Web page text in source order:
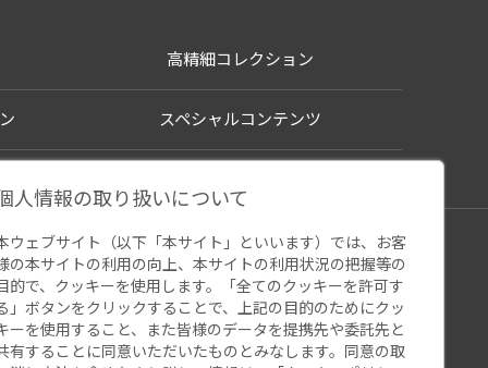
高精細コレクション
スペシャルコンテンツ
ー ウェブアクセシビリティ 関連サイト
人情報の取り扱いについて
ウェブサイト（以下「本サイト」といいます）では、お客
の本サイトの利用の向上、本サイトの利用状況の把握等の
的で、クッキーを使用します。「全てのクッキーを許可す
」ボタンをクリックすることで、上記の目的のためにクッ
ーを使用すること、また皆様のデータを提携先や委託先と
有することに同意いただいたものとみなします。同意の取